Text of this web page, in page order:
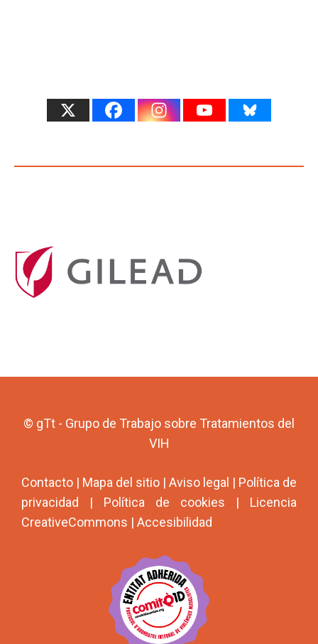
© gTt - Grupo de Trabajo sobre Tratamientos del
VIH
Contacto | Mapa del sitio | Aviso legal | Política de
privacidad | Política de cookies | Licencia
CreativeCommons | Accesibilidad